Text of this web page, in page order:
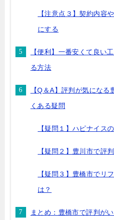
【注意点３】契約内容
にする
【便利】一番安くて良い
る方法
【Q＆A】評判が気にな
くある疑問
【疑問１】ハピナイス
【疑問２】豊川市で評
【疑問３】豊橋市でリ
は？
まとめ：豊橋市で評判が